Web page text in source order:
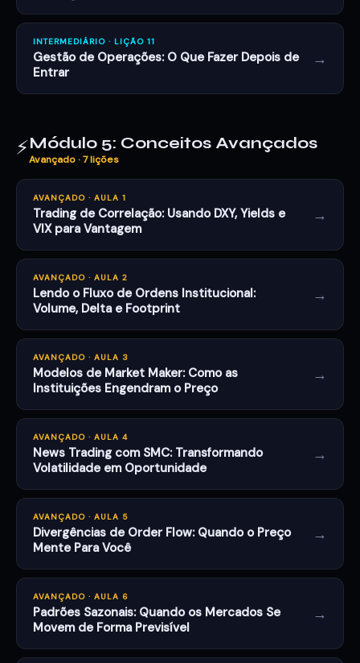
INTERMEDIÁRIO · LIÇÃO 11
Gestão de Operações: O Que Fazer Depois de
Entrar
→
⚡Módulo 5: Conceitos Avançados
Avançado · 7 lições
AVANÇADO · AULA 1
Trading de Correlação: Usando DXY, Yields e
VIX para Vantagem
→
AVANÇADO · AULA 2
Lendo o Fluxo de Ordens Institucional:
Volume, Delta e Footprint
→
AVANÇADO · AULA 3
Modelos de Market Maker: Como as
Instituições Engendram o Preço
→
AVANÇADO · AULA 4
News Trading com SMC: Transformando
Volatilidade em Oportunidade
→
AVANÇADO · AULA 5
Divergências de Order Flow: Quando o Preço
Mente Para Você
→
AVANÇADO · AULA 6
Padrões Sazonais: Quando os Mercados Se
Movem de Forma Previsível
→